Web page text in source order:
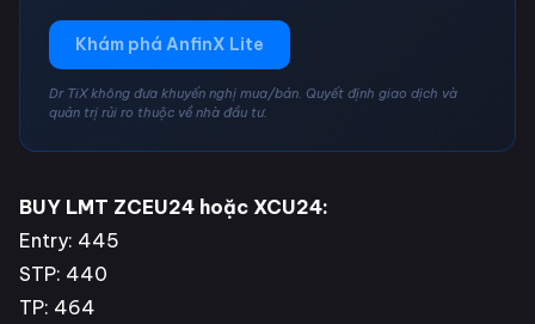
Khám phá AnfinX Lite
Dr TiX không đưa khuyến nghị mua/bán. Quyết định giao dịch và
quản trị rủi ro thuộc về nhà đầu tư.
BUY LMT ZCEU24 hoặc XCU24:
Entry: 445
STP: 440
TP: 464